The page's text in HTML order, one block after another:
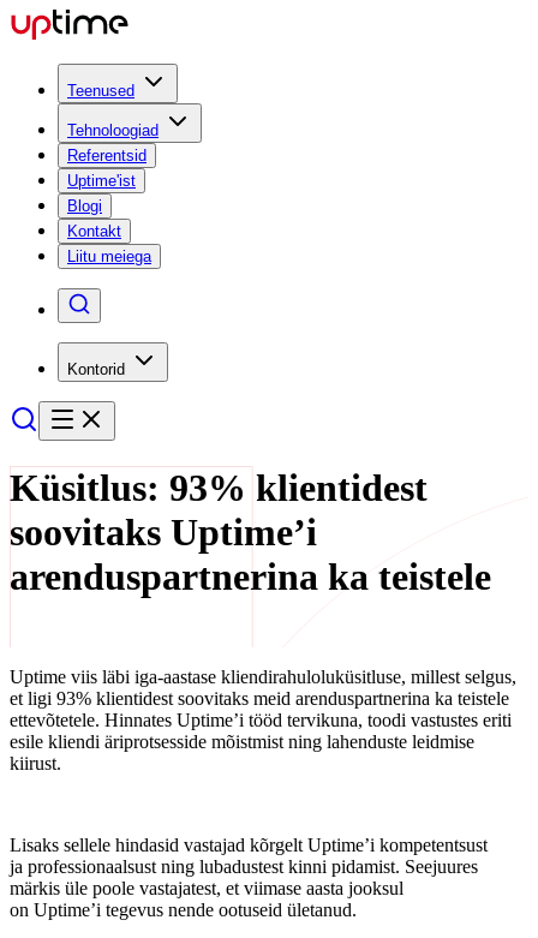
Teenused
Tehnoloogiad
Referentsid
Uptime'ist
Blogi
Kontakt
Liitu meiega
Kontorid
Küsitlus: 93% klientidest
soovitaks Uptime’i
arenduspartnerina ka teistele
Uptime viis läbi iga-aastase kliendirahuloluküsitluse, millest selgus,
et ligi 93% klientidest soovitaks meid arenduspartnerina ka teistele
ettevõtetele. Hinnates Uptime’i tööd tervikuna, toodi vastustes eriti
esile kliendi äriprotsesside mõistmist ning lahenduste leidmise
kiirust.
Lisaks sellele hindasid vastajad kõrgelt Uptime’i kompetentsust
ja professionaalsust ning lubadustest kinni pidamist. Seejuures
märkis üle poole vastajatest, et viimase aasta jooksul
on Uptime’i tegevus nende ootuseid ületanud.